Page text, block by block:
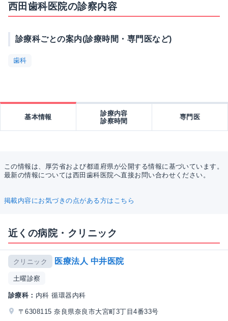
西田歯科医院の診察内容
診療科ごとの案内(診療時間・専門医など)
歯科
基本情報
診療内容
診察時間
専門医
この情報は、厚労省および都道府県が公開する情報に基づいています。
最新の情報については西田歯科医院へ直接お問い合わせください。
掲載内容にお気づきの点がある方はこちら
近くの病院・クリニック
クリニック 医療法人 中井医院
土曜診察
診療科： 内科 循環器内科
〒6308115 奈良県奈良市大宮町3丁目4番33号